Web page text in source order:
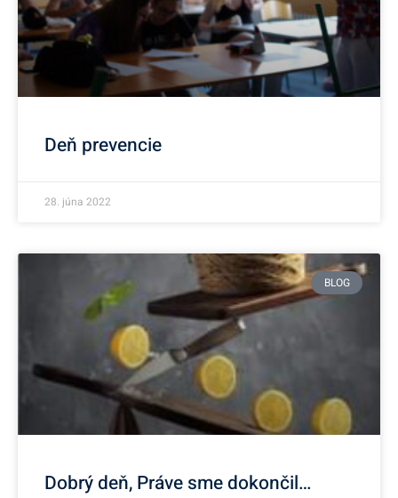
Deň prevencie
28. júna 2022
BLOG
Dobrý deň, Práve sme dokončil…